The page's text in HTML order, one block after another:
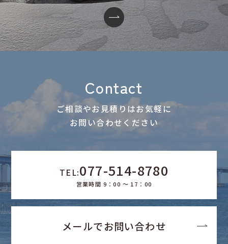
Contact
ご相談やお見積りはお気軽に
お問い合わせください
TEL:077-514-8780
営業時間 9：00 ～ 17：00
メールでお問い合わせ